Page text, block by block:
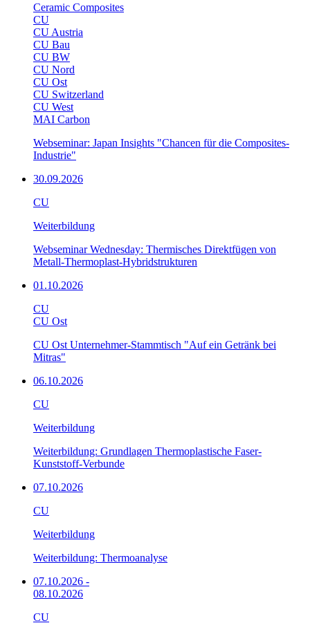
Ceramic Composites
CU
CU Austria
CU Bau
CU BW
CU Nord
CU Ost
CU Switzerland
CU West
MAI Carbon
Webseminar: Japan Insights "Chancen für die Composites-
Industrie"
30.09.2026
CU
Weiterbildung
Webseminar Wednesday: Thermisches Direktfügen von
Metall-Thermoplast-Hybridstrukturen
01.10.2026
CU
CU Ost
CU Ost Unternehmer-Stammtisch "Auf ein Getränk bei
Mitras"
06.10.2026
CU
Weiterbildung
Weiterbildung: Grundlagen Thermoplastische Faser-
Kunststoff-Verbunde
07.10.2026
CU
Weiterbildung
Weiterbildung: Thermoanalyse
07.10.2026 -
08.10.2026
CU